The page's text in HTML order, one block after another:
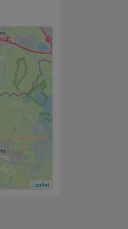
Leaflet